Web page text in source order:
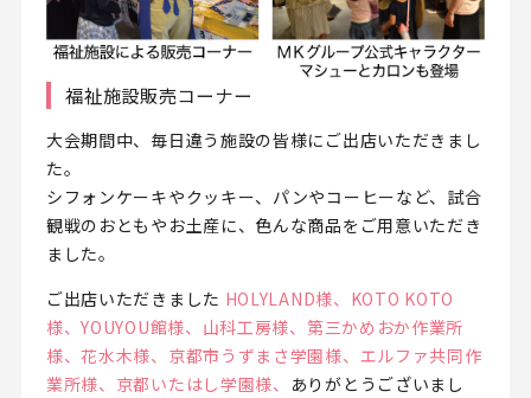
福祉施設販売コーナー
大会期間中、毎日違う施設の皆様にご出店いただきまし
た。
シフォンケーキやクッキー、パンやコーヒーなど、試合
観戦のおともやお土産に、色んな商品をご用意いただき
ました。
ご出店いただきました HOLYLAND様、KOTO KOTO
様、YOUYOU館様、山科工房様、第三かめおか作業所
様、花水木様、京都市うずまさ学園様、エルファ共同作
業所様、京都いたはし学園様、 ありがとうございまし